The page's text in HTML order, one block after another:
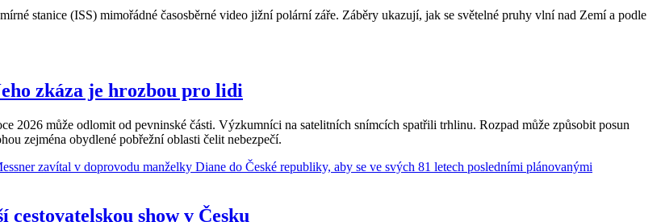
stanice (ISS) mimořádné časosběrné video jižní polární záře. Záběry ukazují, jak se světelné pruhy vlní nad Zemí a podle
zkáza je hrozbou pro lidi
2026 může odlomit od pevninské části. Výzkumníci na satelitních snímcích spatřili trhlinu. Rozpad může způsobit posun
zejména obydlené pobřežní oblasti čelit nebezpečí.
show v Česku